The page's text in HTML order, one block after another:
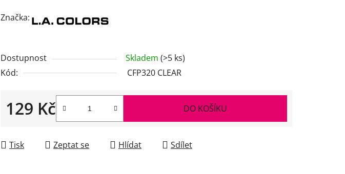
produktu
z
5
Značka:
Dostupnost Skladem (>5 ks)
Kód:
CFP320 CLEAR
129 Kč DO KOŠÍKU
Tisk Zeptat se Hlídat Sdílet